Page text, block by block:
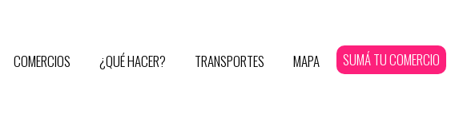
COMERCIOS ¿QUÉ HACER? TRANSPORTES MAPA SUMÁ TU COMERCIO